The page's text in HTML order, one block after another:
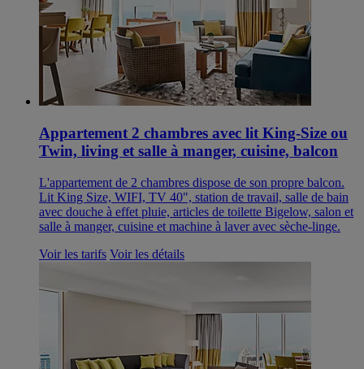
Appartement 2 chambres avec lit King-Size ou
Twin, living et salle à manger, cuisine, balcon
L'appartement de 2 chambres dispose de son propre balcon.
Lit King Size, WIFI, TV 40", station de travail, salle de bain
avec douche à effet pluie, articles de toilette Bigelow, salon et
salle à manger, cuisine et machine à laver avec sèche-linge.
Voir les tarifs Voir les détails